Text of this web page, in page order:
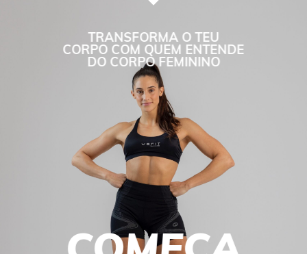
TRANSFORMA O TEU
CORPO COM QUEM ENTENDE
DO CORPO FEMININO